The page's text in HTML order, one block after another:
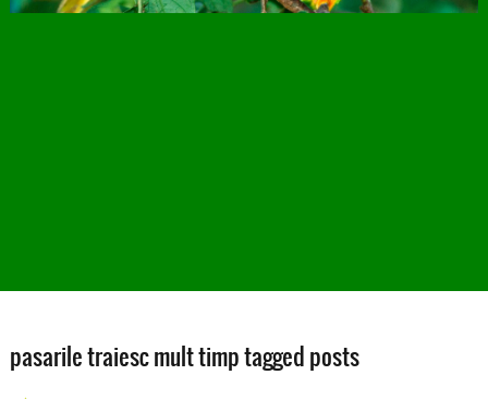
pasarile traiesc mult timp tagged posts